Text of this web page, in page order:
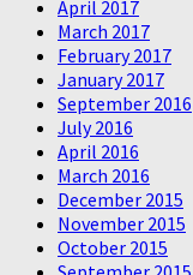
April 2017
March 2017
February 2017
January 2017
September 2016
July 2016
April 2016
March 2016
December 2015
November 2015
October 2015